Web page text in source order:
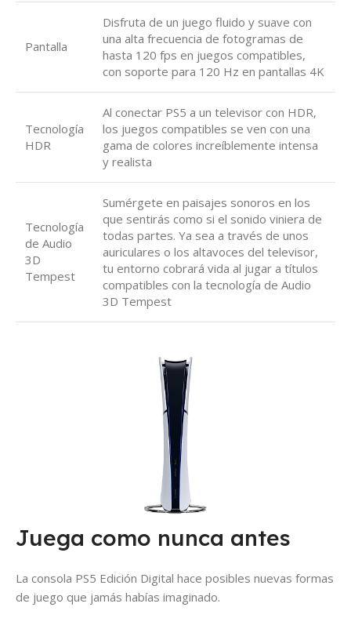
Pantalla
Disfruta de un juego fluido y suave con
una alta frecuencia de fotogramas de
hasta 120 fps en juegos compatibles,
con soporte para 120 Hz en pantallas 4K
Tecnología
HDR
Al conectar PS5 a un televisor con HDR,
los juegos compatibles se ven con una
gama de colores increíblemente intensa
y realista
Tecnología
de Audio
3D
Tempest
Sumérgete en paisajes sonoros en los
que sentirás como si el sonido viniera de
todas partes. Ya sea a través de unos
auriculares o los altavoces del televisor,
tu entorno cobrará vida al jugar a títulos
compatibles con la tecnología de Audio
3D Tempest
Juega como nunca antes
La consola PS5 Edición Digital hace posibles nuevas formas
de juego que jamás habías imaginado.